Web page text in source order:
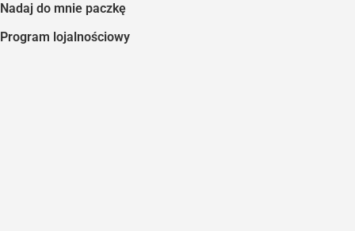
Nadaj do mnie paczkę
Program lojalnościowy